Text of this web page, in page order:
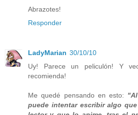
Abrazotes!
Responder
LadyMarian 30/10/10
Uy! Parece un peliculón! Y
recomienda!
Me quedé pensando en esto:
puede intentar escribir algo